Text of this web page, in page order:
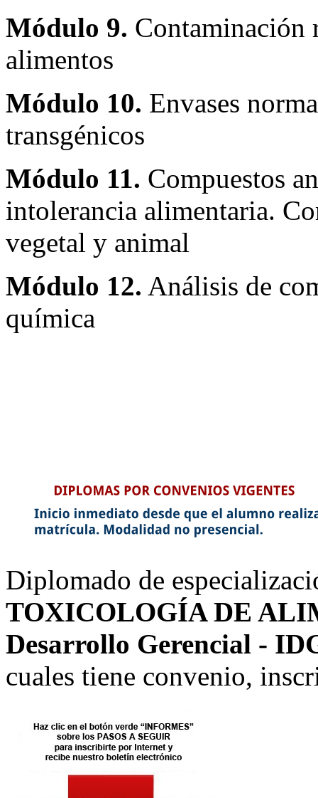
Módulo 9. Contaminación
alimentos
Módulo 10. Envases
transgénicos
Módulo 11. Compuestos
intolerancia alimentaria.
vegetal y animal
Módulo 12. Análisis de
química
Diplomado de
TOXICOLOGÍA DE
Desarrollo Gerencial -
cuales tiene convenio,